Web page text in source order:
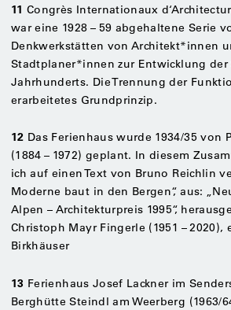
11 Congrès Internationaux
war eine 1928 – 59 abgehaltene Serie
Denkwerkstätten von Architekt*innen
Stadtplaner*innen zur Entwicklung der
Jahrhunderts. Die Trennung der
erarbeitetes Grundprinzip.
12 Das Ferienhaus wurde 1934/35 von
(1884 – 1972) geplant. In diesem
ich auf einen Text von Bruno Reichlin
Moderne baut in den Bergen“, aus:
Alpen – Architekturpreis 1995“,
Christoph Mayr Fingerle (1951 – 2020),
Birkhäuser
13 Ferienhaus Josef Lackner im
Berghütte Steindl am Weerberg (1963/